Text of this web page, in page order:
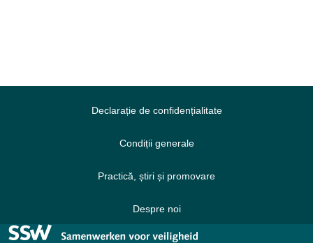
Declarație de confidențialitate
Condiții generale
Practică, știri și promovare
Despre noi